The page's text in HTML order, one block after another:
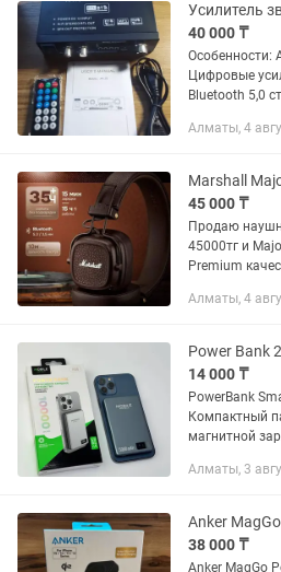
40 000 ₸
Особенности:
Цифровые
Bluetooth 5,0
музыкальный
приемника...
Алматы, 4
45 000 ₸
Продаю
45000тг и
Premium
производства
Алматы, 4
14 000 ₸
PowerBank
Компактный
магнитной
даже через
Алматы, 3
38 000 ₸
Anker MagGo